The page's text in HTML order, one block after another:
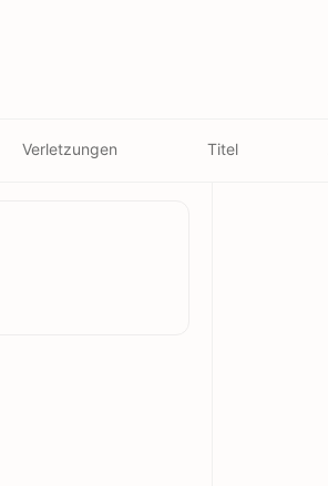
Verletzungen Titel